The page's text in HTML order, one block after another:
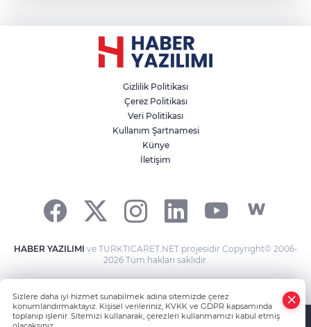
Gizlilik Politikası
Çerez Politikası
Veri Politikası
Kullanım Şartnamesi
Künye
İletişim
HABER YAZILIMI ve TURKTICARET.NET projesidir Copyright© 2006-
2026 Tüm hakları saklıdır.
Sizlere daha iyi hizmet sunabilmek adına sitemizde çerez
konumlandırmaktayız. Kişisel verileriniz, KVKK ve GDPR kapsamında
toplanıp işlenir. Sitemizi kullanarak, çerezleri kullanmamızı kabul etmiş